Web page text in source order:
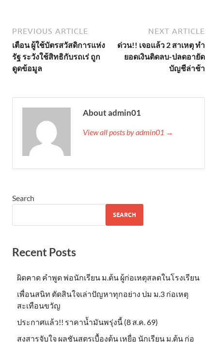
PREVIOUS ARTICLE
เตือน ผู้ใช้บัตรสวัสดิการแห่ง
รัฐ ระวังใช้สิทธิกับรถเร่ ถูก
ดูดข้อมูล
NEXT ARTICLE
ด่วน!! เจอแล้ว 2 สาเหตุ ทำ
ยอดเงินติดลบ-ปลดอายัด
บัญชีล่าช้า
About admin01
View all posts by admin01 →
Search
SEARCH
Recent Posts
ผิดคาด คำพูด พ่อนักเรียน ม.ต้น ผู้ก่อเหตุสลดในโรงเรียน
เพื่อนสนิท ตัดสินใจเล่าปัญหาทุกอย่าง ปม ม.3 ก่อเหตุ
สะเทือนขวัญ
ประกาศแล้ว!! ราคาน้ำมันพรุ่งนี้ (8 ส.ค. 69)
สงสารจับใจ ผลชันสูตรเบื้องต้น เหยื่อ นักเรียน ม.ต้น ก่อ